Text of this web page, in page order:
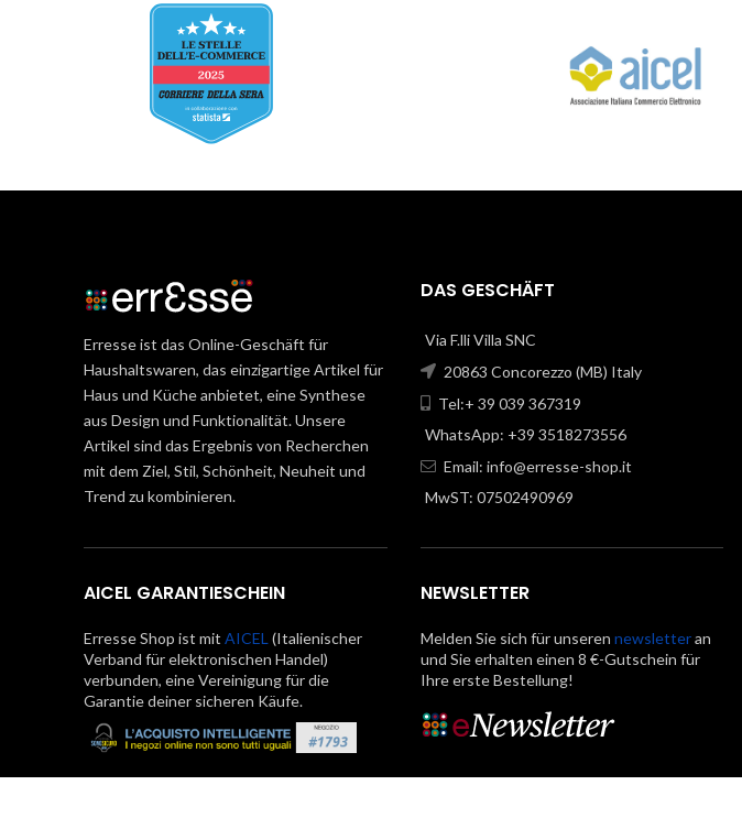
Erresse ist das Online-Geschäft für
Haushaltswaren, das einzigartige Artikel für
Haus und Küche anbietet, eine Synthese
aus Design und Funktionalität. Unsere
Artikel sind das Ergebnis von Recherchen
mit dem Ziel, Stil, Schönheit, Neuheit und
Trend zu kombinieren.
AICEL GARANTIESCHEIN
Erresse Shop ist mit AICEL (Italienischer
Verband für elektronischen Handel)
verbunden, eine Vereinigung für die
Garantie deiner sicheren Käufe.
DAS GESCHÄFT
Via F.lli Villa SNC
20863 Concorezzo (MB) Italy
Tel:+ 39 039 367319
WhatsApp: +39 3518273556
Email: info@erresse-shop.it
MwST: 07502490969
NEWSLETTER
Melden Sie sich für unseren newsletteran
und Sie erhalten einen 8 €-Gutschein für
Ihre erste Bestellung!